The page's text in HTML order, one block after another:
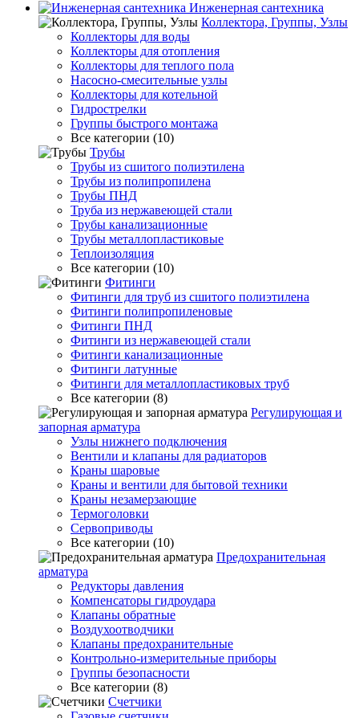
Инженерная сантехника
Коллектора, Группы, Узлы
Коллекторы для воды
Коллекторы для отопления
Коллекторы для теплого пола
Насосно-смесительные узлы
Коллекторы для котельной
Гидрострелки
Группы быстрого монтажа
Все категории (10)
Трубы
Трубы из сшитого полиэтилена
Трубы из полипропилена
Трубы ПНД
Труба из нержавеющей стали
Трубы канализационные
Трубы металлопластиковые
Теплоизоляция
Все категории (10)
Фитинги
Фитинги для труб из сшитого полиэтилена
Фитинги полипропиленовые
Фитинги ПНД
Фитинги из нержавеющей стали
Фитинги канализационные
Фитинги латунные
Фитинги для металлопластиковых труб
Все категории (8)
Регулирующая и
запорная арматура
Узлы нижнего подключения
Вентили и клапаны для радиаторов
Краны шаровые
Краны и вентили для бытовой техники
Краны незамерзающие
Термоголовки
Сервоприводы
Все категории (10)
Предохранительная
арматура
Редукторы давления
Компенсаторы гидроудара
Клапаны обратные
Воздухоотводчики
Клапаны предохранительные
Контрольно-измерительные приборы
Группы безопасности
Все категории (8)
Счетчики